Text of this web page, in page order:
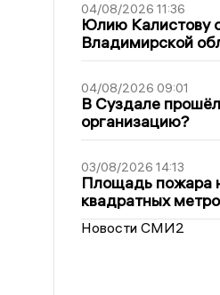
04/08/2026 11:36
Юлию Калистову
Владимирской
04/08/2026 09:01
В Суздале
организацию?
03/08/2026 14:13
Площадь пожара
квадратных
Новости СМИ2